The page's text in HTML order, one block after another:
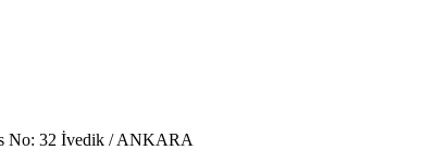
No: 32 İvedik / ANKARA